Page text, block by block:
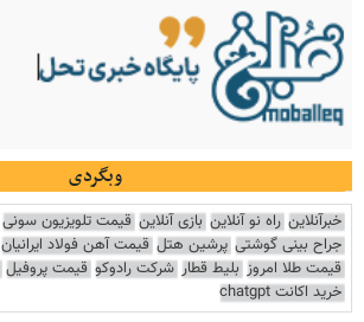
وبگردی
خبرآنلاین راه نو آنلاین بازی آنلاین قیمت تلویزیون سونی
جراح بینی گوشتی پرشین هتل قیمت آهن فولاد ایرانیان
قیمت طلا امروز بلیط قطار شرکت رادوکو قیمت پروفیل
خرید اکانت chatgpt